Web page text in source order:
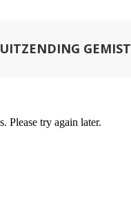
UITZENDING GEMIST